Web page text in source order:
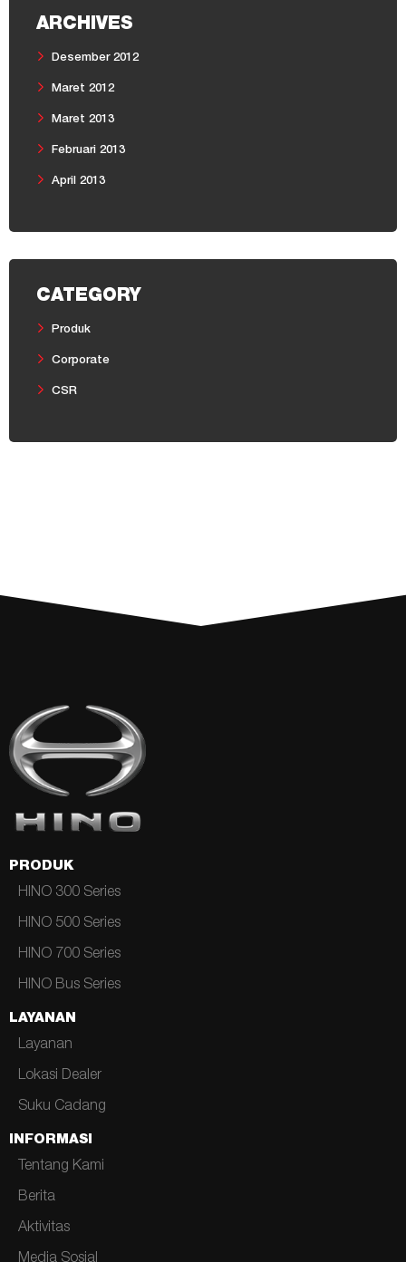
ARCHIVES
Desember 2012
Maret 2012
Maret 2013
Februari 2013
April 2013
CATEGORY
Produk
Corporate
CSR
PRODUK
HINO 300 Series
HINO 500 Series
HINO 700 Series
HINO Bus Series
LAYANAN
Layanan
Lokasi Dealer
Suku Cadang
INFORMASI
Tentang Kami
Berita
Aktivitas